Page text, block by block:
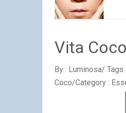
Vita
By : Luminosa/ Tags
Coco/Category :